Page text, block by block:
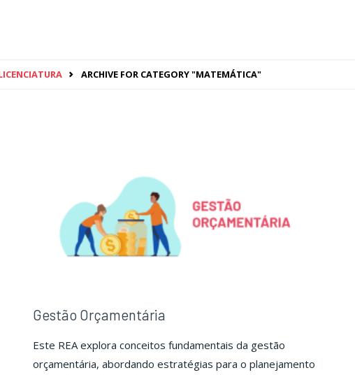
ARCHIVE FOR CATEGORY "MATEMÁTICA"
Gestão Orçamentária
Este REA explora conceitos fundamentais da gestão
orçamentária, abordando estratégias para o planejamento